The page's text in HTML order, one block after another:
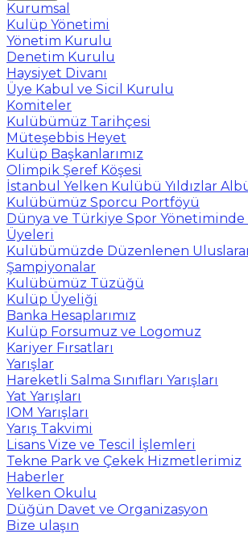
Kurumsal
Kulüp Yönetimi
Yönetim Kurulu
Denetim Kurulu
Haysiyet Divanı
Üye Kabul ve Sicil Kurulu
Komiteler
Kulübümüz Tarihçesi
Müteşebbis Heyet
Kulüp Başkanlarımız
Olimpik Şeref Köşesi
İstanbul Yelken Kulübü Yıldızlar
Kulübümüz Sporcu Portföyü
Dünya ve Türkiye Spor
Üyeleri
Kulübümüzde Düzenlenen
Şampiyonalar
Kulübümüz Tüzüğü
Kulüp Üyeliği
Banka Hesaplarımız
Kulüp Forsumuz ve Logomuz
Kariyer Fırsatları
Yarışlar
Hareketli Salma Sınıfları Yarışları
Yat Yarışları
IOM Yarışları
Yarış Takvimi
Lisans Vize ve Tescil İşlemleri
Tekne Park ve Çekek Hizmetlerimiz
Haberler
Yelken Okulu
Düğün Davet ve Organizasyon
Bize ulaşın